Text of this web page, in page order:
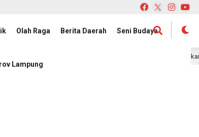
Olah Raga Berita Daerah Seni Budaya
Lampung
Jihan Nurlela Kukuhkan